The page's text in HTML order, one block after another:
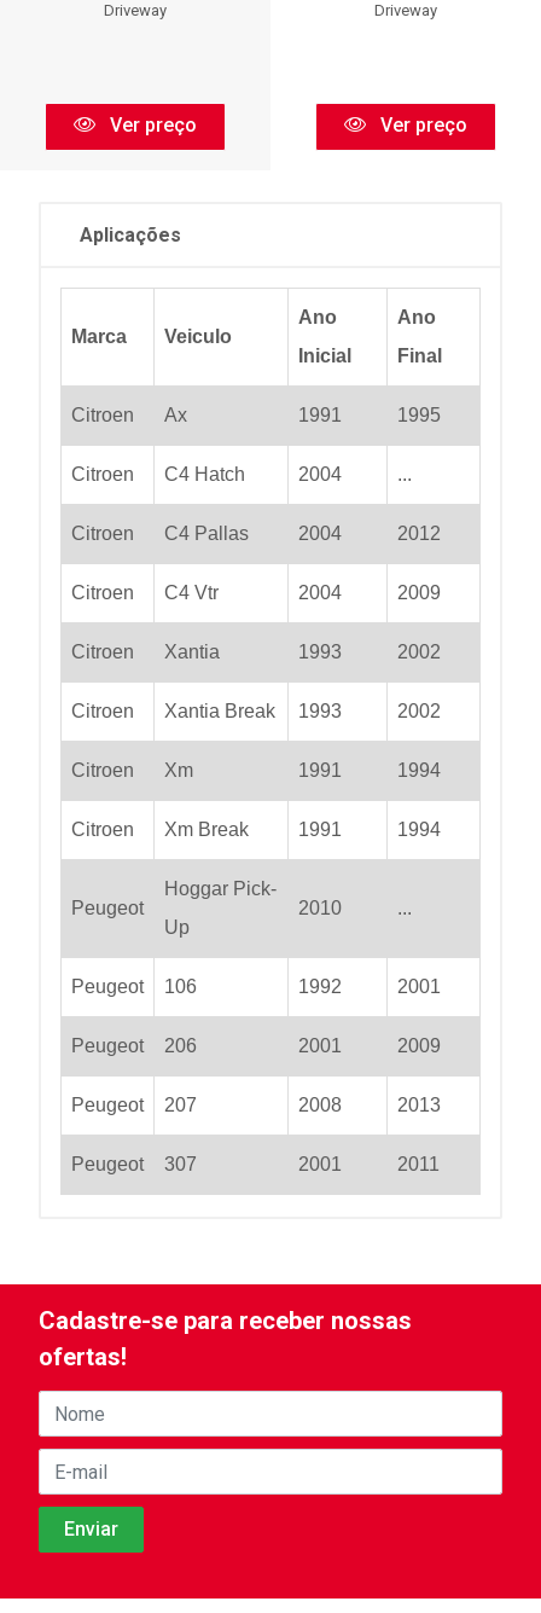
Driveway
Ver preço
Driveway
Ver preço
Aplicações
Marca Veiculo
Ano
Inicial
Ano
Final
Citroen Ax 1991 1995
Citroen C4 Hatch 2004 ...
Citroen C4 Pallas 2004 2012
Citroen C4 Vtr 2004 2009
Citroen Xantia 1993 2002
Citroen Xantia Break 1993 2002
Citroen Xm 1991 1994
Citroen Xm Break 1991 1994
Peugeot
Hoggar Pick-
Up
2010 ...
Peugeot 106 1992 2001
Peugeot 206 2001 2009
Peugeot 207 2008 2013
Peugeot 307 2001 2011
Cadastre-se para receber nossas
ofertas!